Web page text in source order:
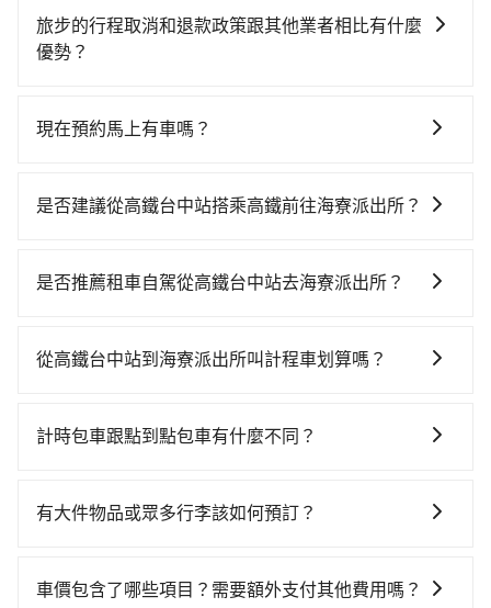
旅步的行程取消和退款政策跟其他業者相比有什麼
優勢？
性的取消政策，以給予乘客更多的保障和方便。只需在
的同時也確保乘客的權益。
現在預約馬上有車嗎？
tripool並非計程車，無法隨招隨到，現在馬上預定從高
是否建議從高鐵台中站搭乘高鐵前往海寮派出所？
費時、轉車麻煩！從最早06:25一直到23:07，台中-台南
月台等車時間約10分鐘，再乘坐36~54分鐘（平均45
約花30分鐘、車費600元後，抵達海寮派出所 (台南市安
過，台中市少部分小黃司機不按表收費，看乘客是外地
鐘。選擇搭乘高鐵而不預約包車，不僅每人至少額外負
是否推薦租車自駕從高鐵台中站去海寮派出所？
時不需要閉目養神（因為要自己開車），最重要的是你
$115~205承租小轎車，每公里再額外加收$3.2，從高鐵
返回），雖已將eTag和可能的每小時40元路邊停車費用
Yaris、Prius C、Vios這類乘坐體驗較差的車款，如果人
從高鐵台中站到海寮派出所叫計程車划算嗎？
灣大車隊、Uber、Line Taxi、Yoxi等，如果在路邊攔不
為3,325~4,000元間，但如改預約tripool可省高達
4.6%，其叫車的難度是雙北市的20倍。再加上台中市有
計時包車跟點到點包車有什麼不同？
不同之處： 計時包車：計時包車是按照用車時間來計
多個地點間來回穿梭的客戶，例如市區觀光、商務差旅
有大件物品或眾多行李該如何預訂？
30吋的行李箱，但如有大件行李、衝浪板、樂器、廣告
車價包含了哪些項目？需要額外支付其他費用嗎？